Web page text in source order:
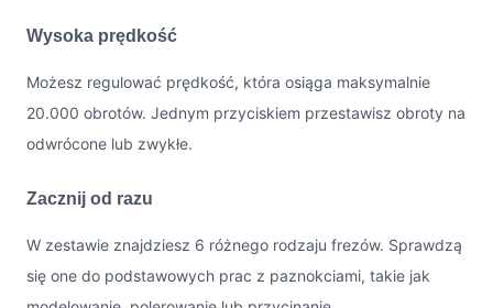
Wysoka prędkość
Możesz regulować prędkość, która osiąga maksymalnie
20.000 obrotów. Jednym przyciskiem przestawisz obroty na
odwrócone lub zwykłe.
Zacznij od razu
W zestawie znajdziesz 6 różnego rodzaju frezów. Sprawdzą
się one do podstawowych prac z paznokciami, takie jak